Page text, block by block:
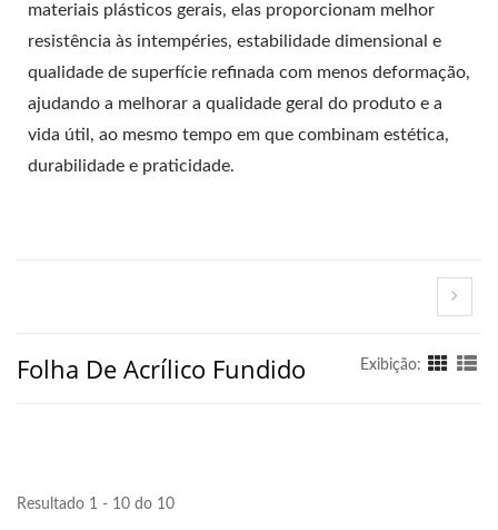
materiais plásticos gerais, elas proporcionam melhor
resistência às intempéries, estabilidade dimensional e
qualidade de superfície refinada com menos deformação,
ajudando a melhorar a qualidade geral do produto e a
vida útil, ao mesmo tempo em que combinam estética,
durabilidade e praticidade.
Folha De Acrílico Fundido Exibição:
Resultado 1 - 10 do 10